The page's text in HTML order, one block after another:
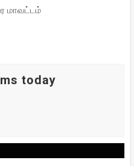
மாவட்டம்
today